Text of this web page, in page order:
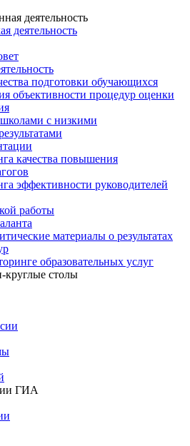
деятельность
деятельность
подготовки обучающихся
объективности процедур оценки
с низкими
качества повышения
эффективности руководителей
работы
материалы о результатах
образовательных услуг
столы
ГИА